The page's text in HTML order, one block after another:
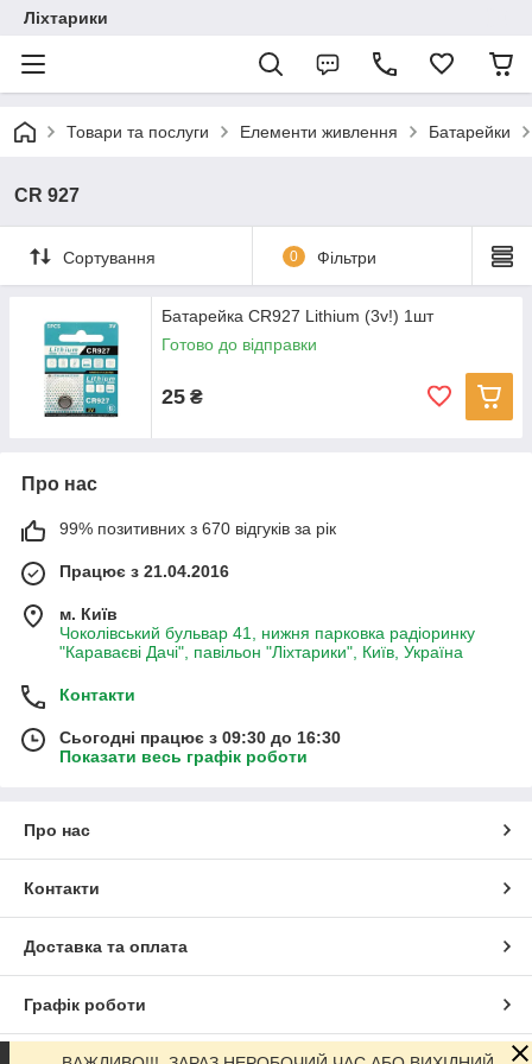
Ліхтарики
Товари та послуги Елементи живлення Батарейки
CR 927
Сортування 0 Фільтри
Батарейка CR927 Lithium (3v!) 1шт
Готово до відправки
25 ₴
Про нас
99% позитивних з 670 відгуків за рік
Працює з 21.04.2016
м. Київ
Чоколівський бульвар 41, нижня парковка радіоринку
"Караваєві Дачі", павільон "Ліхтарики", Київ, Україна
Контакти
Сьогодні працює з 09:30 до 16:30
Показати весь графік роботи
Про нас
Контакти
Доставка та оплата
Графік роботи